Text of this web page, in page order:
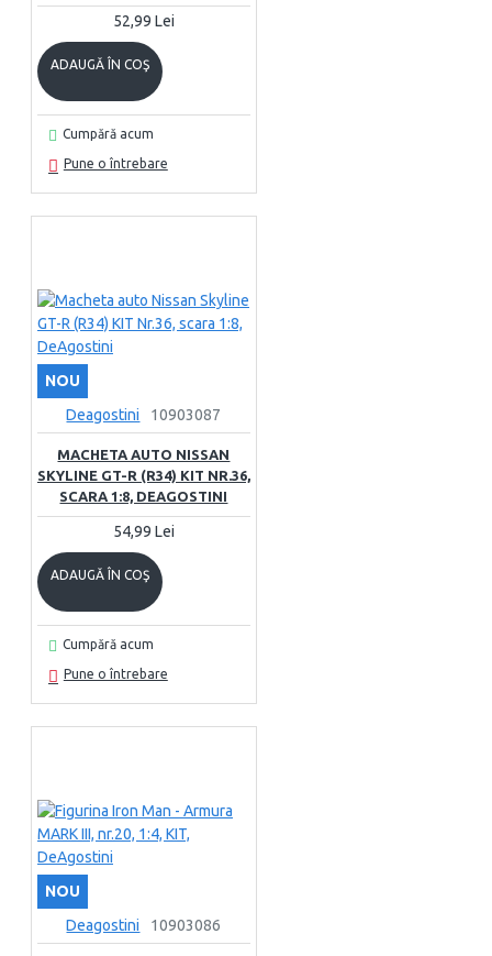
52,99 Lei
ADAUGĂ ÎN COŞ
Cumpără acum
Pune o întrebare
NOU
Deagostini
10903087
MACHETA AUTO NISSAN
SKYLINE GT-R (R34) KIT NR.36,
SCARA 1:8, DEAGOSTINI
54,99 Lei
ADAUGĂ ÎN COŞ
Cumpără acum
Pune o întrebare
NOU
Deagostini
10903086